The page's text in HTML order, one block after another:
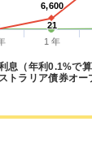
21
21
6,600
6,600
息（年利0.1%で算
トラリア債券オ
1 年